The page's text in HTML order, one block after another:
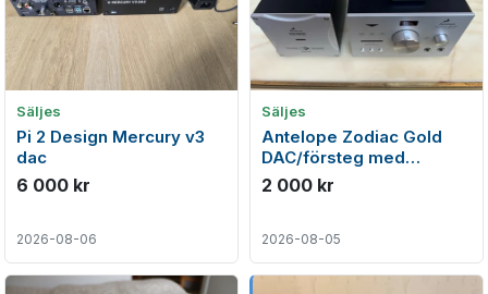
Säljes
Pi 2 Design Mercury v3
dac
6 000 kr
2026-08-06
Säljes
Antelope Zodiac Gold
DAC/försteg med
Voltikus PSU
2 000 kr
2026-08-05